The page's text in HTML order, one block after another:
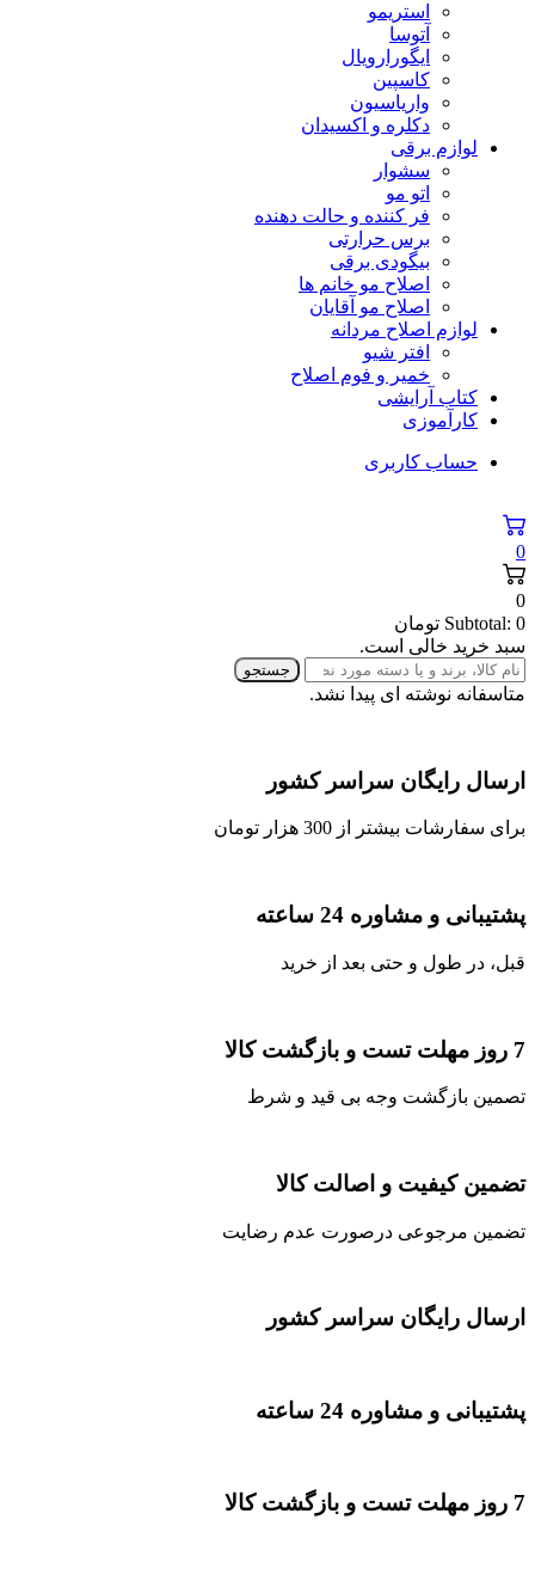
استریمو
آتوسا
ایگورارویال
کاسپین
واریاسیون
دکلره و اکسیدان
لوازم برقی
سشوار
اتو مو
فر کننده و حالت دهنده
برس حرارتی
بیگودی برقی
اصلاح مو خانم ها
اصلاح مو آقایان
لوازم اصلاح مردانه
افتر شیو
خمیر و فوم اصلاح
کتاب آرایشی
کارآموزی
حساب کاربری
0
0
Subtotal: 0
تومان
سبد خرید خالی است.
جستجو
متاسفانه نوشته ای پیدا نشد.
ارسال رایگان سراسر کشور
برای سفارشات بیشتر از 300 هزار تومان
پشتیبانی و مشاوره 24 ساعته
قبل، در طول و حتی بعد از خرید
7 روز مهلت تست و بازگشت کالا
تصمین بازگشت وجه بی قید و شرط
تضمین کیفیت و اصالت کالا
تضمین مرجوعی درصورت عدم رضایت
ارسال رایگان سراسر کشور
پشتیبانی و مشاوره 24 ساعته
7 روز مهلت تست و بازگشت کالا